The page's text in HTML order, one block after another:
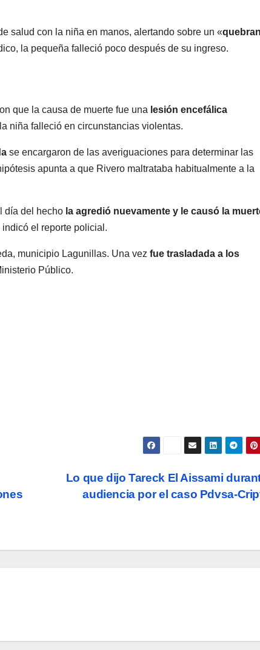
salud con la niña en manos, alertando sobre un «
la pequeña falleció poco después de su ingreso.
que la causa de muerte fue una lesión encefálica
niña falleció en circunstancias violentas.
se encargaron de las averiguaciones para determinar las
apunta a que Rivero maltrataba habitualmente a la
día del hecho la agredió nuevamente y le causó la
el reporte policial.
municipio Lagunillas. Una vez fue trasladada a los
Público.
Lo que dijo Tareck El Aissami
audiencia por el caso Pdvsa-